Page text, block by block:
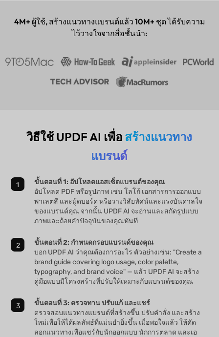
4M+ ผู้ใช้, สร้างแนวทางแบรนด์แล้ว 10M+ ชุด ได้รับความ
ไว้วางใจจากสื่อชั้นนำ:
วิธีใช้ UPDF AI เพื่อ สร้างแนวทาง
แบรนด์
ขั้นตอนที่ 1: อัปโหลดแอสเซ็ตแบรนด์ของคุณ
อัปโหลด PDF หรือรูปภาพ เช่น โลโก้ เอกสารการออกแบบ
พาเลตสี และมู้ดบอร์ด หรือวางวิสัยทัศน์และแรงบันดาลใจ
ของแบรนด์คุณ จากนั้น UPDF AI จะอ่านและสกัดรูปแบบ
ภาพและถ้อยคำปัจจุบันของคุณทันที
ขั้นตอนที่ 2: กำหนดกรอบแบรนด์ของคุณ
บอก UPDF AI ว่าคุณต้องการอะไร ตัวอย่างเช่น: "Create a
brand guide covering logo usage, color palette,
typography, and brand voice" — แล้ว UPDF AI จะสร้าง
คู่มือแบบมีโครงสร้างที่ปรับให้เหมาะกับแบรนด์ของคุณ
ขั้นตอนที่ 3: ตรวจทาน ปรับแก้ และแชร์
ตรวจสอบแนวทางแบรนด์ที่สร้างขึ้น ปรับคำสั่ง และสร้าง
ใหม่เพื่อให้ได้ผลลัพธ์ที่แม่นยำยิ่งขึ้น เมื่อพอใจแล้ว ให้คัด
ลอกแนวทางเพื่อแชร์กับนักออกแบบ นักการตลาด และเอ